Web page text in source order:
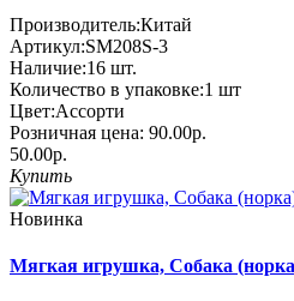
Производитель:Китай
Артикул:SM208S-3
Наличие:16 шт.
Количество в упаковке:1 шт
Цвет:Ассорти
Розничная цена: 90.00р.
50.00р.
Купить
Новинка
Мягкая игрушка, Собака